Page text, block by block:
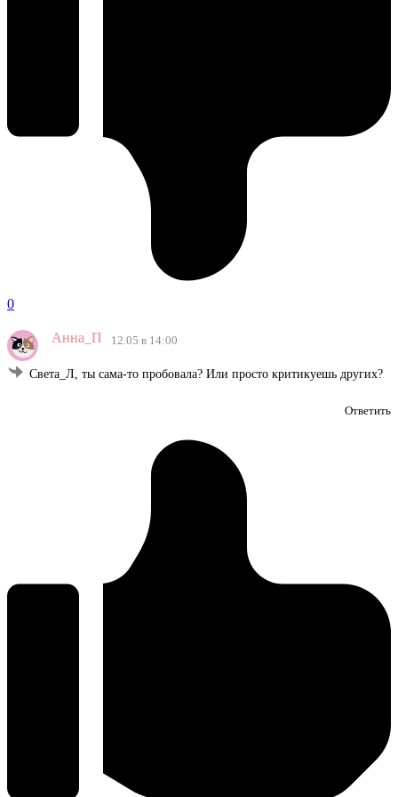
0
Анна_П 12.05 в 14:00
Света_Л, ты сама-то пробовала? Или просто критикуешь других?
Ответить